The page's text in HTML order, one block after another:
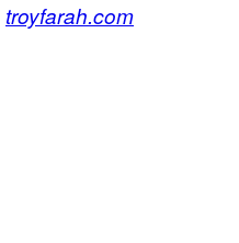
troyfarah.com